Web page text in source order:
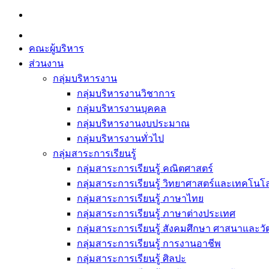
Skip
content
คณะผู้บริหาร
ส่วนงาน
กลุ่มบริหารงาน
กลุ่มบริหารงานวิชาการ
กลุ่มบริหารงานบุคคล
กลุ่มบริหารงานงบประมาณ
กลุ่มบริหารงานทั่วไป
กลุ่มสาระการเรียนรู้
กลุ่มสาระการเรียนรู้ คณิตศาสตร์
กลุ่มสาระการเรียนรู้ วิทยาศาสตร์และเทคโนโ
กลุ่มสาระการเรียนรู้ ภาษาไทย
กลุ่มสาระการเรียนรู้ ภาษาต่างประเทศ
กลุ่มสาระการเรียนรู้ สังคมศึกษา ศาสนาและ
กลุ่มสาระการเรียนรู้ การงานอาชีพ
กลุ่มสาระการเรียนรู้ ศิลปะ